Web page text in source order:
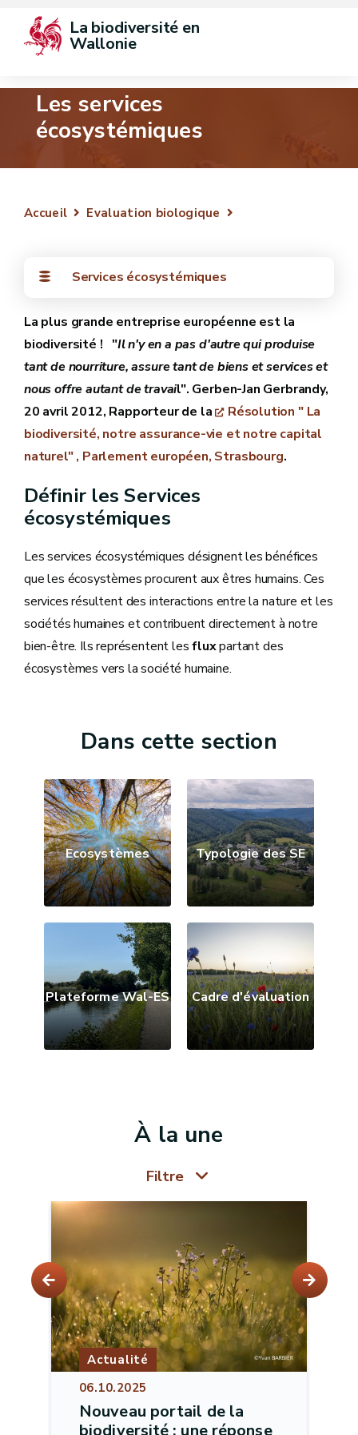
La biodiversité en
Wallonie
Les services
écosystémiques
Accueil Evaluation biologique
Services écosystémiques
La plus grande entreprise européenne est la
biodiversité ! "Il n'y en a pas d'autre qui produise
tant de nourriture, assure tant de biens et services et
nous offre autant de travail". Gerben-Jan Gerbrandy,
20 avril 2012, Rapporteur de la
Résolution " La
biodiversité, notre assurance-vie et notre capital
naturel" , Parlement européen, Strasbourg.
Définir les Services
écosystémiques
Les services écosystémiques désignent les bénéfices
que les écosystèmes procurent aux êtres humains. Ces
services résultent des interactions entre la nature et les
sociétés humaines et contribuent directement à notre
bien-être. Ils représentent lesfluxpartant des
écosystèmes vers la société humaine.
Dans cette section
Ecosystèmes Typologie des SE
Plateforme Wal-ES Cadre d'évaluation
À la une
Filtre
Actualité
06.10.2025
Nouveau portail de la
biodiversité : une réponse